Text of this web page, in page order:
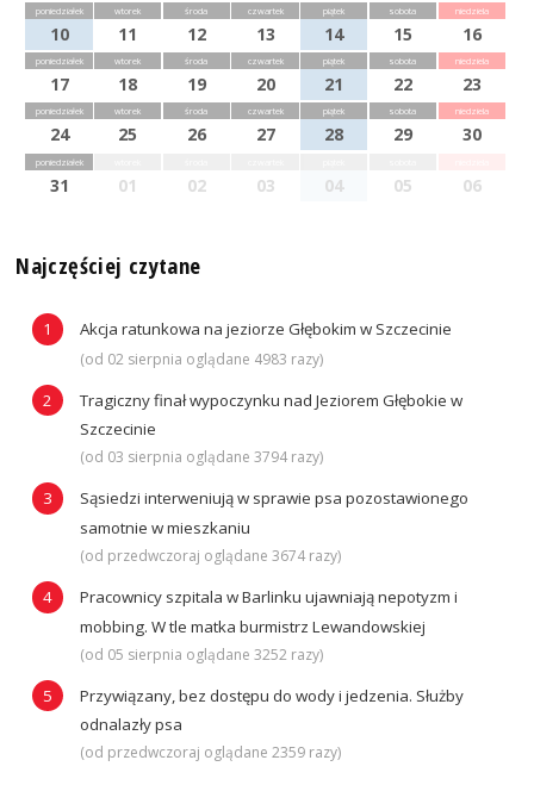
poniedziałek
10
wtorek
11
środa
12
czwartek
13
piątek
14
sobota
15
niedziela
16
poniedziałek
17
wtorek
18
środa
19
czwartek
20
piątek
21
sobota
22
niedziela
23
poniedziałek
24
wtorek
25
środa
26
czwartek
27
piątek
28
sobota
29
niedziela
30
poniedziałek
31 01 02 03 04 05 06
Najczęściej czytane
Akcja ratunkowa na jeziorze Głębokim w Szczecinie
(od 02 sierpnia oglądane 4983 razy)
Tragiczny finał wypoczynku nad Jeziorem Głębokie w
Szczecinie
(od 03 sierpnia oglądane 3794 razy)
Sąsiedzi interweniują w sprawie psa pozostawionego
samotnie w mieszkaniu
(od przedwczoraj oglądane 3674 razy)
Pracownicy szpitala w Barlinku ujawniają nepotyzm i
mobbing. W tle matka burmistrz Lewandowskiej
(od 05 sierpnia oglądane 3252 razy)
Przywiązany, bez dostępu do wody i jedzenia. Służby
odnalazły psa
(od przedwczoraj oglądane 2359 razy)